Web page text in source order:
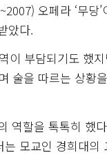
오페라 ‘무당
았다.
이 부담되기도 했
술을 따르는 상황
역할을 톡톡히 했
모교인 경희대